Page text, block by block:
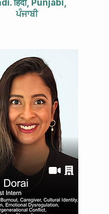
हिंदी, Punjabi,
ਪੰਜਾਬੀ